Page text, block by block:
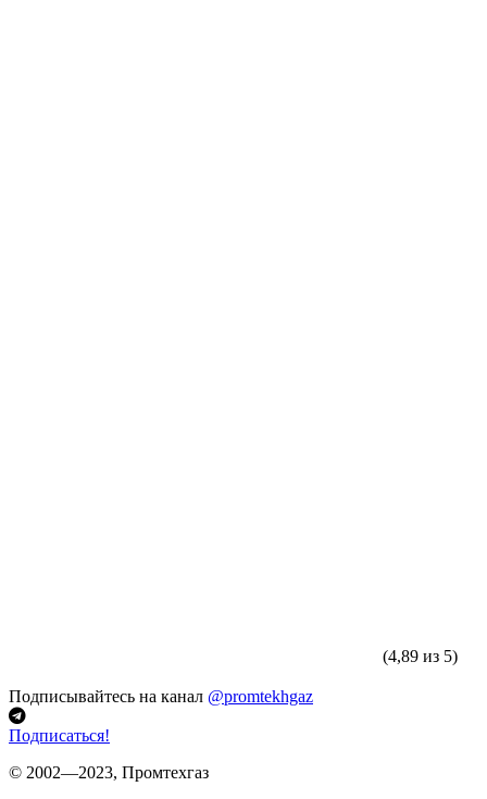
(4,89 из 5)
Подписывайтесь на канал @promtekhgaz
Подписаться!
© 2002—2023, Промтехгаз